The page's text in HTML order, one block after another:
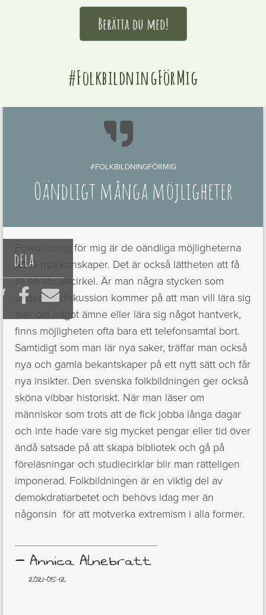
Berätta du med!
#FolkbildningFörMig

#FOLKBILDNINGFÖRMIG
Oändligt många möjligheter
Folkbildning för mig är de oändliga möjligheterna
att få nya kunskaper. Det är också lättheten att få
till en studiecirkel. Är man några stycken som
under en diskussion kommer på att man vill lära sig
mer om något ämne eller lära sig något hantverk,
finns möjligheten ofta bara ett telefonsamtal bort.
Samtidigt som man lär nya saker, träffar man också
nya och gamla bekantskaper på ett nytt sätt och får
nya insikter. Den svenska folkbildningen ger också
sköna vibbar historiskt. När man läser om
människor som trots att de fick jobba långa dagar
och inte hade vare sig mycket pengar eller tid över
ändå satsade på att skapa bibliotek och gå på
föreläsningar och studiecirklar blir man rätteligen
imponerad. Folkbildningen är en viktig del av
demokdratiarbetet och behövs idag mer än
någonsin för att motverka extremism i alla former.
dela
 
–Annica Alnebratt
2021-05-12